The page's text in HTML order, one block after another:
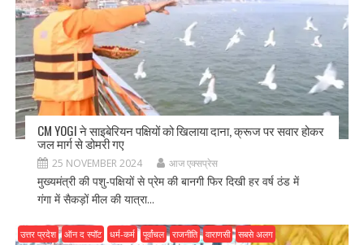
CM YOGI ने साइबेरियन पक्षियों को खिलाया दाना, क्रूज पर सवार होकर
जल मार्ग से डोमरी गए
25 NOVEMBER 2024 आज एक्सप्रेस
मुख्यमंत्री की पशु-पक्षियों से प्रेम की बानगी फिर दिखी हर वर्ष ठंड में
गंगा में सैकड़ों मील की यात्रा...
उत्तर प्रदेश ऑन द स्पॉट धर्म-कर्म पूर्वांचल राजनीति वाराणसी सबसे अलग